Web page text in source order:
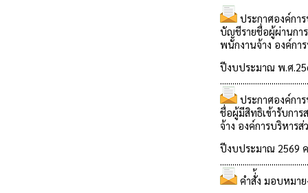
ประกาศองค์กา
บัญชีรายชื่อผู้ผ่านการ
พนักงานจ้าง องค์กา
ปีงบประมาณ พ.ศ
ประกาศองค์กา
ชื่อผู้มีสิทธิเข้ารับการ
จ้าง องค์การบริหาร
ปีงบประมาณ 2569
คำสั่้ง มอบหมาย